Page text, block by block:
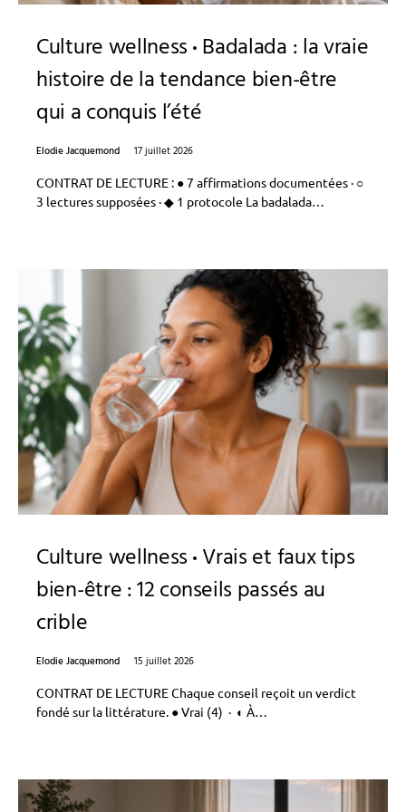
Culture wellness Badalada : la vraie
histoire de la tendance bien-être
qui a conquis l’été
Elodie Jacquemond
17 juillet 2026
CONTRAT DE LECTURE : ● 7 affirmations documentées · ○
3 lectures supposées · ◆ 1 protocole La badalada…
Culture wellness Vrais et faux tips
bien-être : 12 conseils passés au
crible
Elodie Jacquemond
15 juillet 2026
CONTRAT DE LECTURE Chaque conseil reçoit un verdict
fondé sur la littérature. ● Vrai (4) · ◐ À…